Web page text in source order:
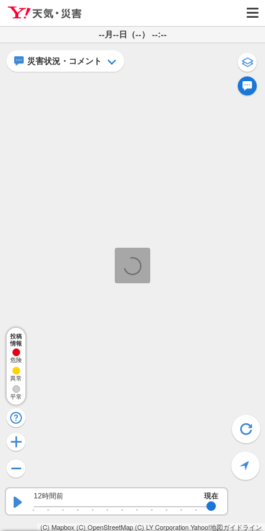
--月--日（--） --:--
(C) Mapbox (C) OpenStreetMap(C) LY CorporationYahoo!地図ガイドライン
災害状況・コメント
12時間前 現在
投稿
情報
危険
異常
平常